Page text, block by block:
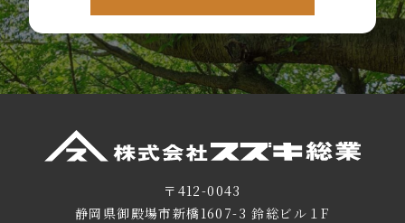
〒412-0043
静岡県御殿場市新橋1607-3 鈴総ビル１F